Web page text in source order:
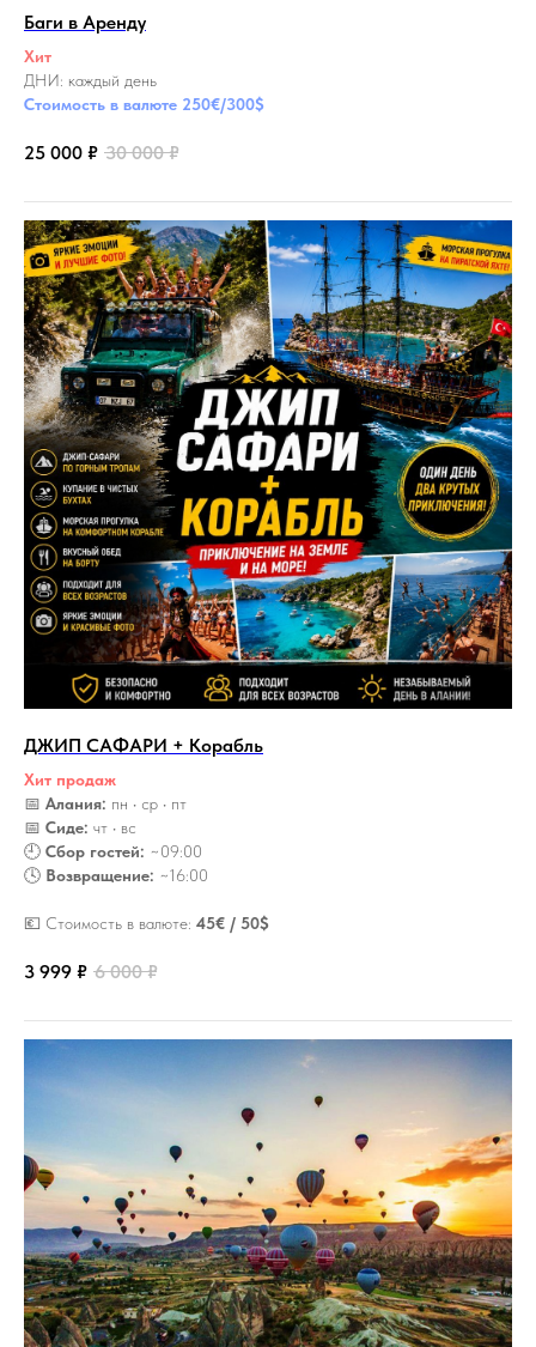
Баги в Аренду
Хит
ДНИ: каждый день
Стоимость в валюте 250€/300$
25 000 ₽ 30 000 ₽
ДЖИП САФАРИ + Корабль
Хит продаж
📅 Алания: пн • ср • пт
📅 Сиде: чт • вс
🕘 Сбор гостей: ~09:00
🕓 Возвращение: ~16:00
💶 Стоимость в валюте: 45€ / 50$
3 999 ₽ 6 000 ₽